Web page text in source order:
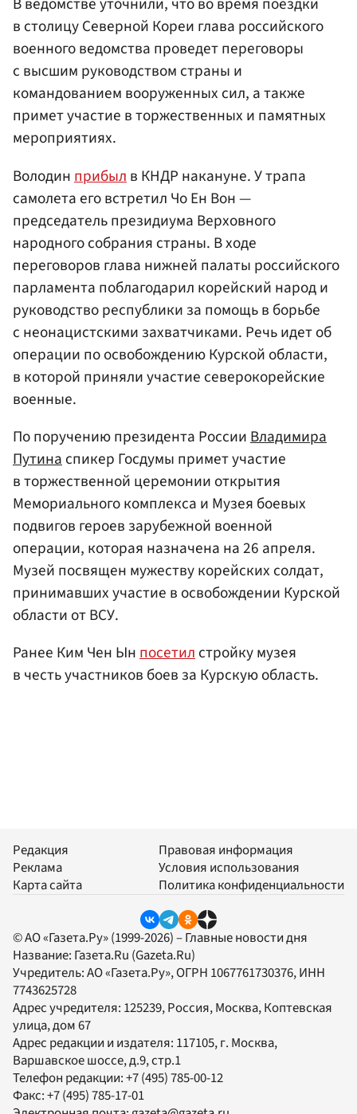
в столицу Северной Кореи глава российского
военного ведомства проведет переговоры
с высшим руководством страны и
командованием вооруженных сил, а также
примет участие в торжественных и памятных
мероприятиях.
Володин прибыл в КНДР накануне. У трапа
самолета его встретил Чо Ен Вон —
председатель президиума Верховного
народного собрания страны. В ходе
переговоров глава нижней палаты российского
парламента поблагодарил корейский народ и
руководство республики за помощь в борьбе
с неонацистскими захватчиками. Речь идет об
операции по освобождению Курской области,
в которой приняли участие северокорейские
военные.
По поручению президента РоссииВладимира
Путинаспикер Госдумы примет участие
в торжественной церемонии открытия
Мемориального комплекса и Музея боевых
подвигов героев зарубежной военной
операции, которая назначена на 26 апреля.
Музей посвящен мужеству корейских солдат,
принимавших участие в освобождении Курской
области от ВСУ.
Ранее Ким Чен Ынпосетилстройку музея
в честь участников боев за Курскую область.
Редакция
Реклама
Карта сайта
Правовая информация
Условия использования
Политика конфиденциальности
© АО «Газета.Ру» (1999-2026) – Главные новости дня
Название: Газета.Ru (Gazeta.Ru)
Учредитель:АО «Газета.Ру», ОГРН 1067761730376, ИНН
7743625728
Адрес учредителя: 125239, Россия, Москва, Коптевская
улица, дом 67
Адрес редакции и издателя: 117105, г. Москва,
Варшавское шоссе, д.9, стр.1
Телефон редакции:+7 (495) 785-00-12
Факс:+7 (495) 785-17-01